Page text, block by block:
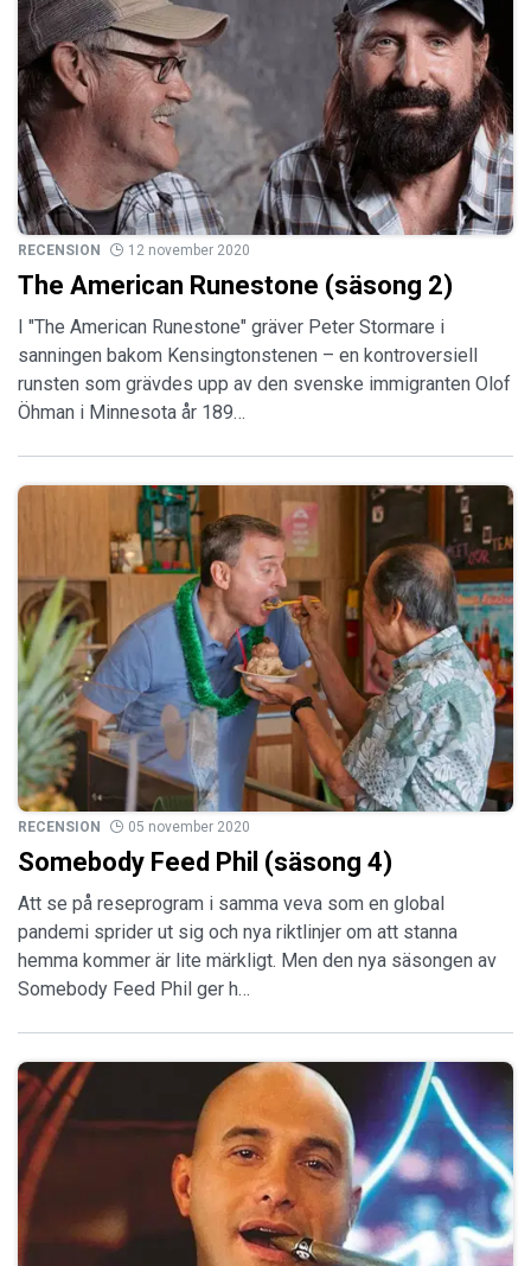
RECENSION 12 november 2020
The American Runestone (säsong 2)
I "The American Runestone" gräver Peter Stormare i
sanningen bakom Kensingtonstenen – en kontroversiell
runsten som grävdes upp av den svenske immigranten Olof
Öhman i Minnesota år 189…
RECENSION 05 november 2020
Somebody Feed Phil (säsong 4)
Att se på reseprogram i samma veva som en global
pandemi sprider ut sig och nya riktlinjer om att stanna
hemma kommer är lite märkligt. Men den nya säsongen av
Somebody Feed Phil ger h…